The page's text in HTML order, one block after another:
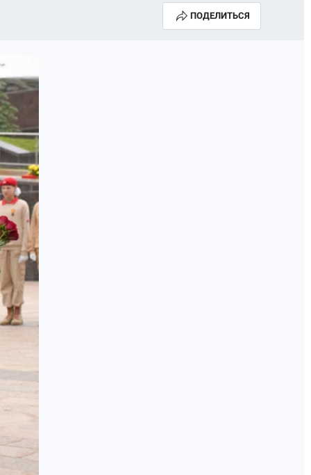
ПОДЕЛИТЬСЯ